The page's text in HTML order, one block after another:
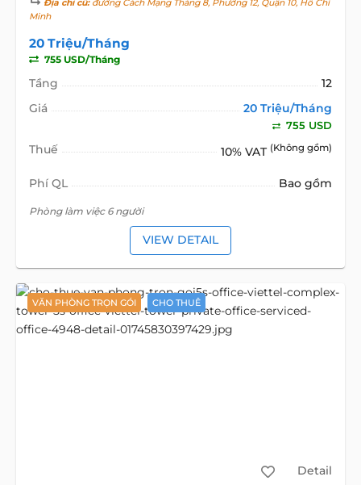
Địa chỉ cũ:đường Cách Mạng Tháng 8, Phường 12, Quận 10, Hồ Chí
Minh
20 Triệu/Tháng
755 USD/Tháng
Tầng
12
Giá
20 Triệu/Tháng
755 USD
Thuế 10% VAT (Không gồm)
Phí QL Bao gồm
Phòng làm việc 6 người
VIEW DETAIL
VĂN PHÒNG TRỌN GÓI CHO THUÊ
Detail